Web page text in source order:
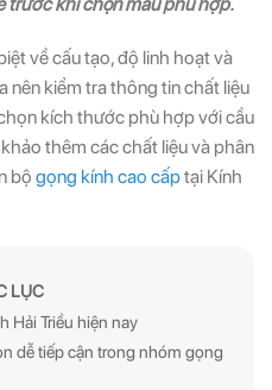
về cấu tạo, độ linh hoạt và
nên kiểm tra thông tin chất liệu
kích thước phù hợp với cầu
thêm các chất liệu và phân
bộ gọng kính cao cấptại Kính
LỤC
Hải Triều hiện nay
dễ tiếp cận trong nhóm gọng